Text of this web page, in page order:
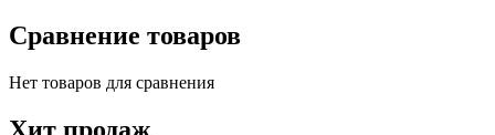
Сравнение товаров
Нет товаров для сравнения